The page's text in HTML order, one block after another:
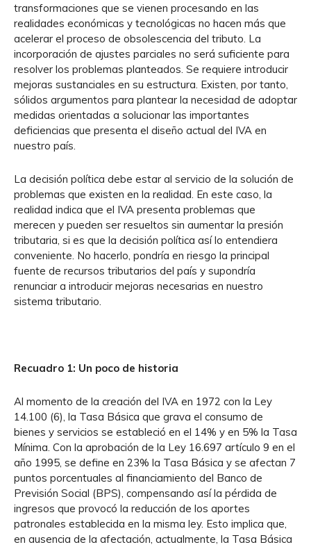
transformaciones que se vienen procesando en las
realidades económicas y tecnológicas no hacen más que
acelerar el proceso de obsolescencia del tributo. La
incorporación de ajustes parciales no será suficiente para
resolver los problemas planteados. Se requiere introducir
mejoras sustanciales en su estructura. Existen, por tanto,
sólidos argumentos para plantear la necesidad de adoptar
medidas orientadas a solucionar las importantes
deficiencias que presenta el diseño actual del IVA en
nuestro país.
La decisión política debe estar al servicio de la solución de
problemas que existen en la realidad. En este caso, la
realidad indica que el IVA presenta problemas que
merecen y pueden ser resueltos sin aumentar la presión
tributaria, si es que la decisión política así lo entendiera
conveniente. No hacerlo, pondría en riesgo la principal
fuente de recursos tributarios del país y supondría
renunciar a introducir mejoras necesarias en nuestro
sistema tributario.
Recuadro 1: Un poco de historia
Al momento de la creación del IVA en 1972 con la Ley
14.100 (6), la Tasa Básica que grava el consumo de
bienes y servicios se estableció en el 14% y en 5% la Tasa
Mínima. Con la aprobación de la Ley 16.697 artículo 9 en el
año 1995, se define en 23% la Tasa Básica y se afectan 7
puntos porcentuales al financiamiento del Banco de
Previsión Social (BPS), compensando así la pérdida de
ingresos que provocó la reducción de los aportes
patronales establecida en la misma ley. Esto implica que,
en ausencia de la afectación, actualmente, la Tasa Básica